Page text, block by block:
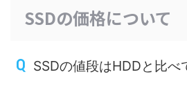
SSDの価格について
SSDの値段はHDDと比べ